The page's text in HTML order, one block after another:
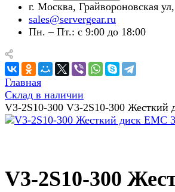
г. Москва, Грайвороновская
sales@servergear.ru
Пн. – Пт.: с 9:00 до 18:00
Главная
Склад в наличии
V3-2S10-300 V3-2S10-300
V3-2S10-300